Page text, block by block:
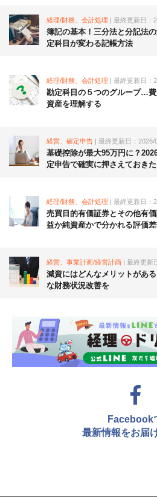
経理/財務、会計処理 | 最終更新日：
簿記の基本！三分法と分記法
定科目が変わる記帳方法
経理/財務、会計処理 | 最終更新日：
勘定科目の５つのグループ…
資産を理解する
経営、確定申告 | 最終更新日：2026/
基礎控除が最大95万円に？
定申告で確実に押さえておき
経理/財務、会計処理 | 最終更新日：
売買目的有価証券とその他有
益か純資産かで分かれる評価
経営、事業計画/経営計画 | 最終更新
減資にはどんなメリットがあ
な財務状況改善を
Facebook
最新情報をお届